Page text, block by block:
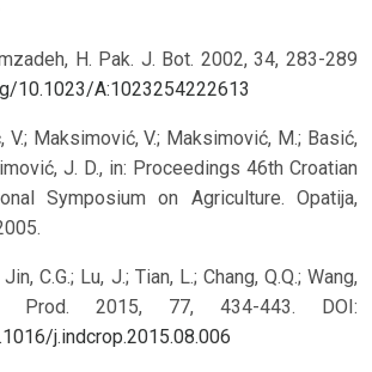
H. Pak. J. Bot. 2002, 34, 283-289
10.1023/A:1023254222613
V.; Maksimović, V.; Maksimović, M.; Basić,
J. D., in: Proceedings 46th Croatian
Symposium on Agriculture. Opatija,
C.G.; Lu, J.; Tian, L.; Chang, Q.Q.; Wang,
Prod. 2015, 77, 434-443. DOI:
j.indcrop.2015.08.006